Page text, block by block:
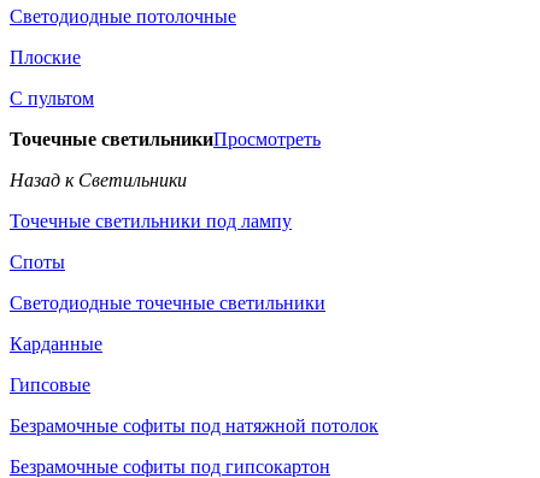
Светодиодные потолочные
Плоские
С пультом
Точечные светильникиПросмотреть
Назад к Светильники
Точечные светильники под лампу
Споты
Светодиодные точечные светильники
Карданные
Гипсовые
Безрамочные софиты под натяжной потолок
Безрамочные софиты под гипсокартон